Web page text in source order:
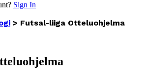
Sign In
> Futsal-liiga Otteluohjelma